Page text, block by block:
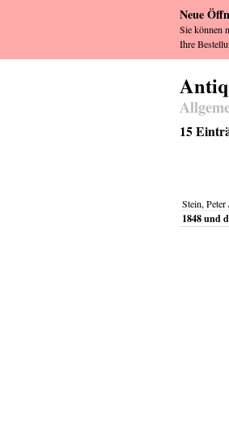
15
Stein,
1848 und
Neue
Sie können
Ihre